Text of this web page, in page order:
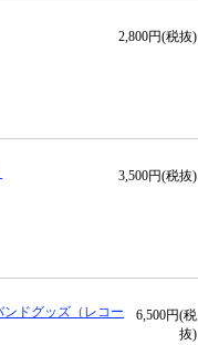
2,800円(税抜)
3,500円(税抜)
ンドグッズ（レコー
6,500円(税
抜)